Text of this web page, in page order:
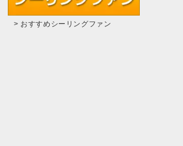
> おすすめシーリングファン